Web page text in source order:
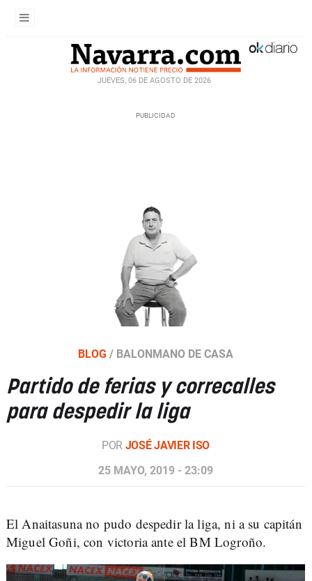
JUEVES, 06 DE AGOSTO DE 2026
BLOG / BALONMANO DE CASA
Partido de ferias y correcalles
para despedir la liga
POR JOSÉ JAVIER ISO
25 MAYO, 2019 - 23:09
El Anaitasuna no pudo despedir la liga, ni a su capitán
Miguel Goñi, con victoria ante el BM Logroño.